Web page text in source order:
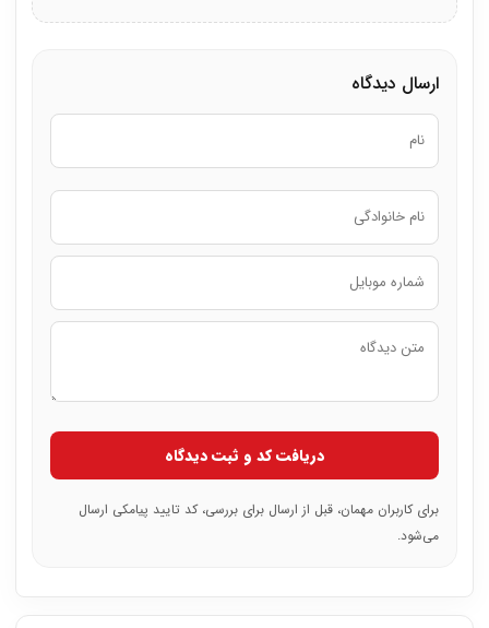
ارسال دیدگاه
دریافت کد و ثبت دیدگاه
برای کاربران مهمان، قبل از ارسال برای بررسی، کد تایید پیامکی ارسال
می‌شود.